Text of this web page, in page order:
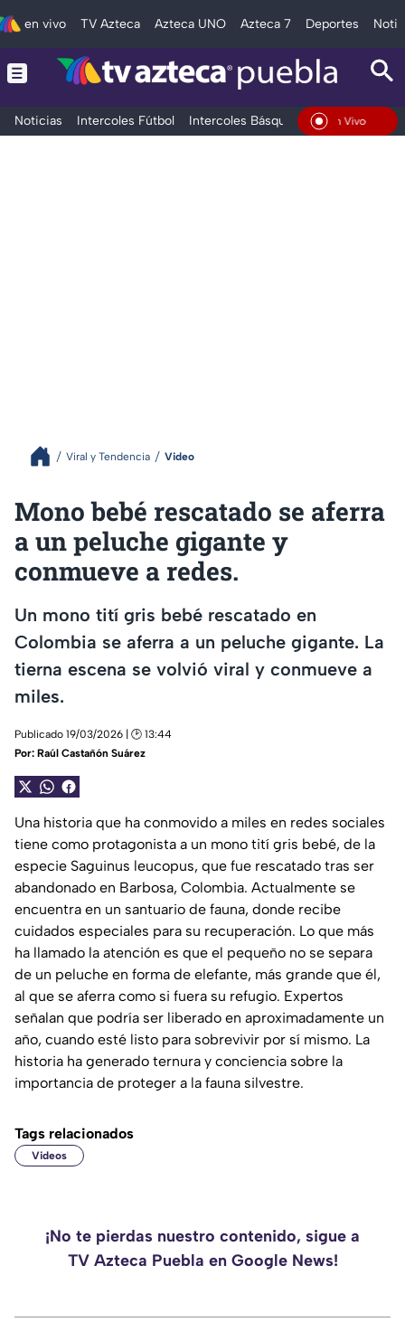
en vivo TV Azteca Azteca UNO Azteca 7 Deportes
Noticias Intercoles Fútbol Intercoles Básquetbol Deportes
En Vivo
Viral y Tendencia Video
Mono bebé rescatado se aferra
a un peluche gigante y
conmueve a redes.
Un mono tití gris bebé rescatado en
Colombia se aferra a un peluche gigante. La
tierna escena se volvió viral y conmueve a
miles.
Publicado 19/03/2026 | 🕑 13:44
Por: Raúl Castañón Suárez
Una historia que ha conmovido a miles en redes sociales
tiene como protagonista a un mono tití gris bebé, de la
especie Saguinus leucopus, que fue rescatado tras ser
abandonado en Barbosa, Colombia. Actualmente se
encuentra en un santuario de fauna, donde recibe
cuidados especiales para su recuperación. Lo que más
ha llamado la atención es que el pequeño no se separa
de un peluche en forma de elefante, más grande que él,
al que se aferra como si fuera su refugio. Expertos
señalan que podría ser liberado en aproximadamente un
año, cuando esté listo para sobrevivir por sí mismo. La
historia ha generado ternura y conciencia sobre la
importancia de proteger a la fauna silvestre.
Tags relacionados
Videos
¡No te pierdas nuestro contenido, sigue a
TV Azteca Puebla en Google News!